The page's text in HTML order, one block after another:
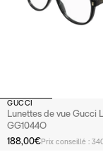
GUCCI
Lunettes de vue Gucci
GG1044O
188,00€Prix conseillé :